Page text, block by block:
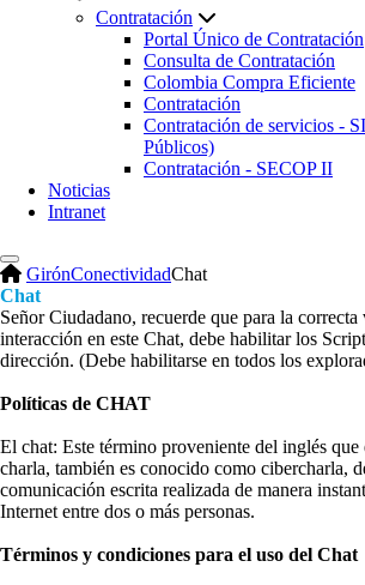
Contratación
Portal Único de Contratación
Consulta de Contratación
Colombia Compra Eficiente
Contratación
Contratación de servicios -
Públicos)
Contratación - SECOP II
Noticias
Intranet
GirónConectividadChat
Chat​
Señor Ciudadano, recuerde que para la
interacción en este Chat, debe habilitar los
dirección. (Debe habilitarse en todos los
Políticas de CHAT
El chat: E​ste término proveniente del inglés que
charla, también es conocido como cibercharla,
comunicación escrita realizada de manera
Internet entre dos o más personas.
Términos y condiciones para el uso del Chat